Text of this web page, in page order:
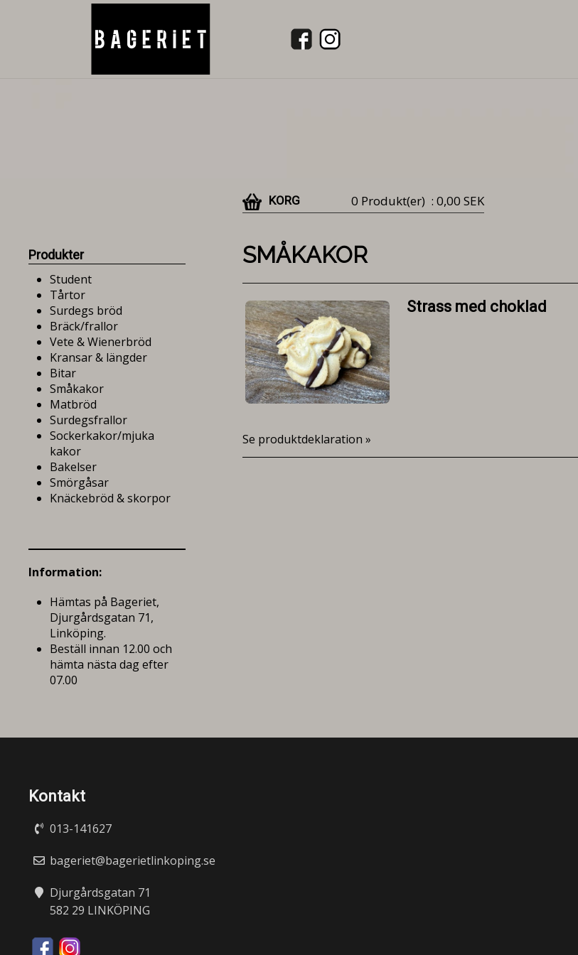
KORG 0 Produkt(er) : 0,00 SEK
SMÅKAKOR
Se produktdeklaration »
Strass med choklad
Produkter
Student
Tårtor
Surdegs bröd
Bräck/frallor
Vete & Wienerbröd
Kransar & längder
Bitar
Småkakor
Matbröd
Surdegsfrallor
Sockerkakor/mjuka
kakor
Bakelser
Smörgåsar
Knäckebröd & skorpor
Information:
Hämtas på Bageriet,
Djurgårdsgatan 71,
Linköping.
Beställ innan 12.00 och
hämta nästa dag efter
07.00
Kontakt
013-141627
bageriet@bagerietlinkoping.se
Djurgårdsgatan 71
582 29 LINKÖPING